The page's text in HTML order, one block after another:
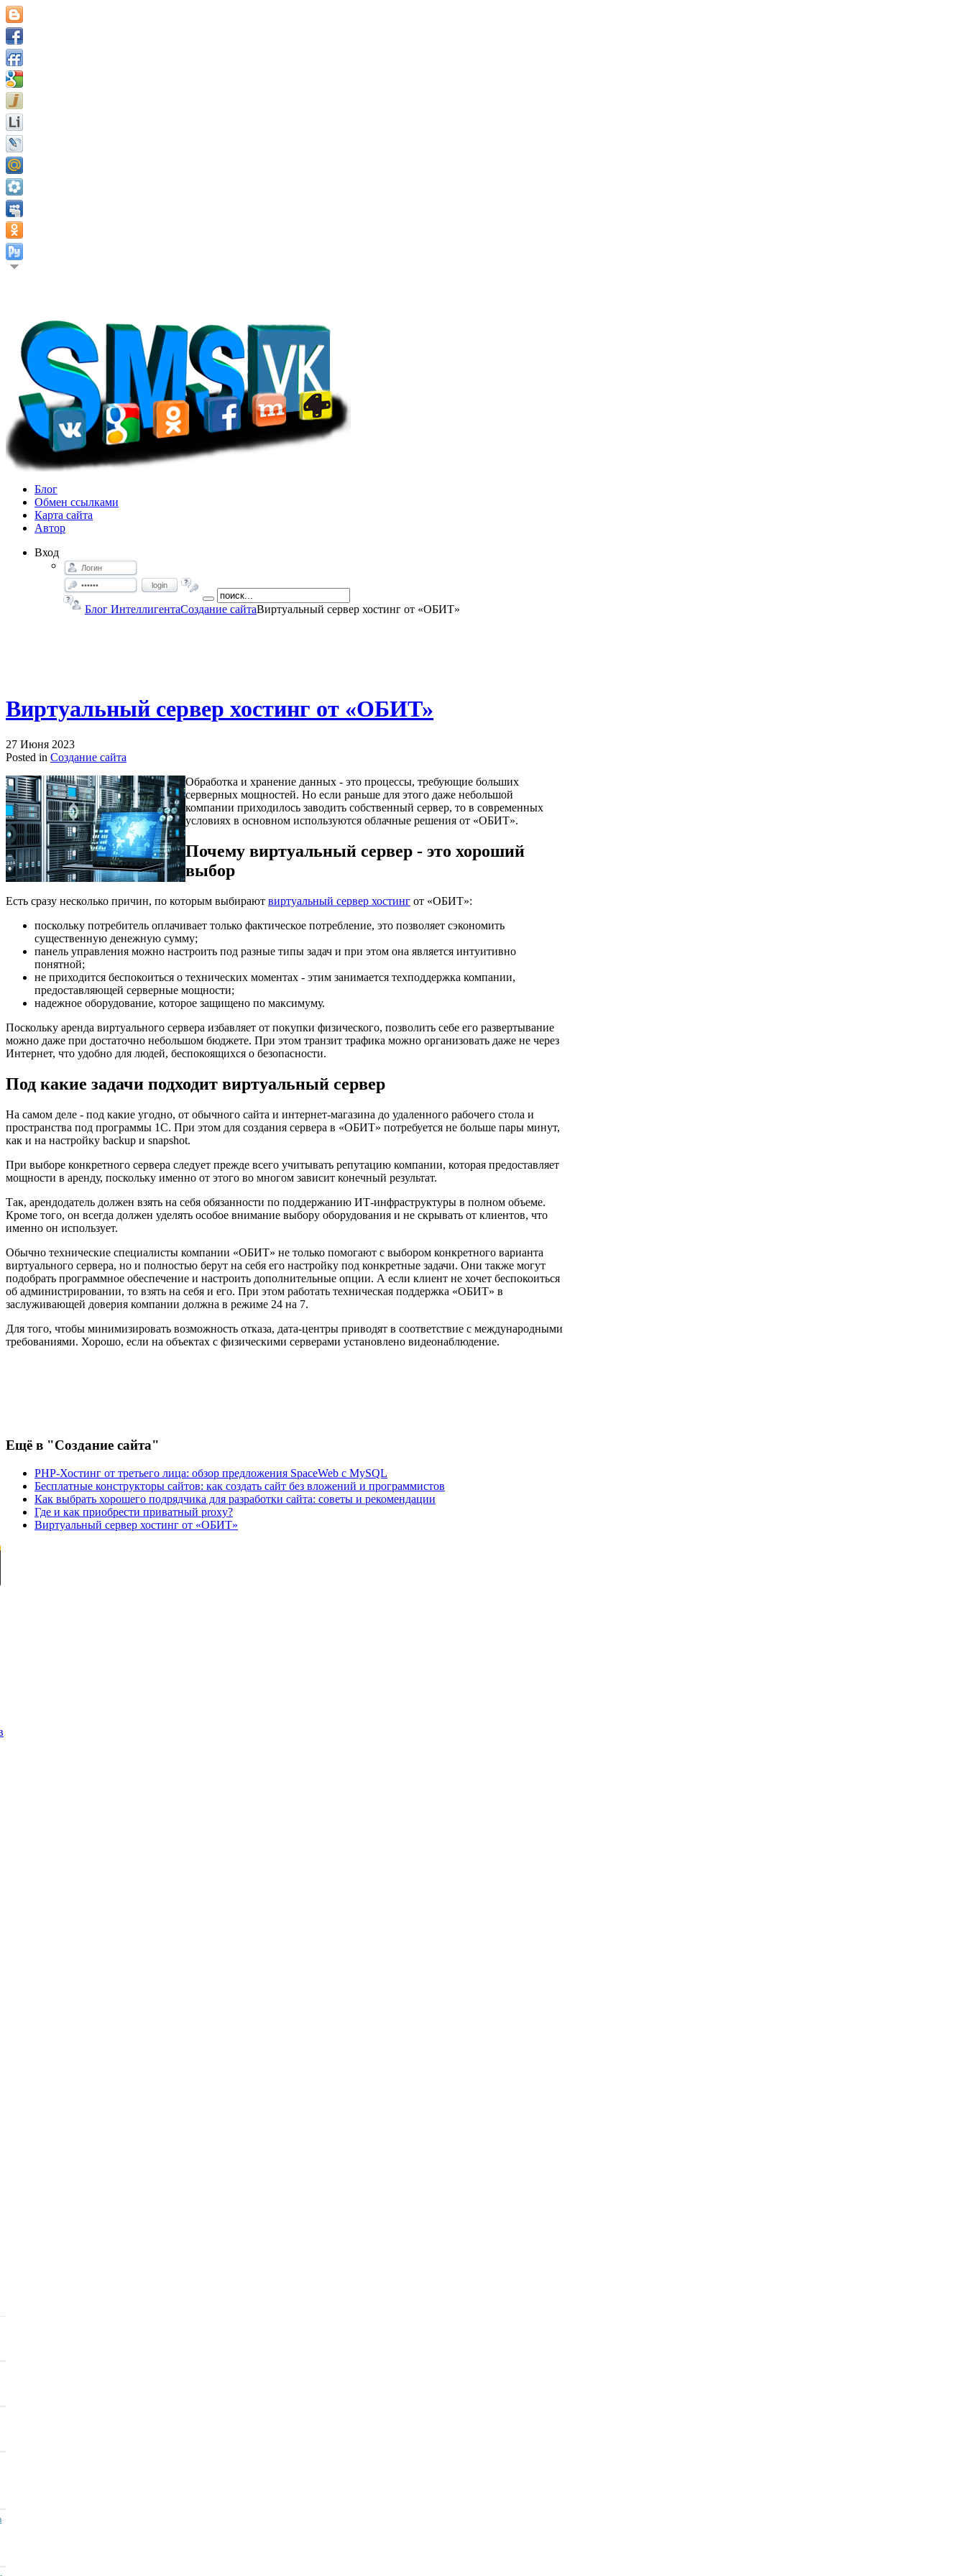
Блог
Обмен ссылками
Карта сайта
Автор
Вход
login
Блог ИнтеллигентаСоздание сайтаВиртуальный сервер хостинг от «ОБИТ»
Виртуальный сервер хостинг от «ОБИТ»
27 Июня 2023
Posted in Создание сайта
Обработка и хранение данных - это процессы, требующие больших
серверных мощностей. Но если раньше для этого даже небольшой
компании приходилось заводить собственный сервер, то в современных
условиях в основном используются облачные решения от «ОБИТ».
Почему виртуальный сервер - это хороший
выбор
Есть сразу несколько причин, по которым выбирают виртуальный сервер хостинг от «ОБИТ»:
поскольку потребитель оплачивает только фактическое потребление, это позволяет сэкономить
существенную денежную сумму;
панель управления можно настроить под разные типы задач и при этом она является интуитивно
понятной;
не приходится беспокоиться о технических моментах - этим занимается техподдержка компании,
предоставляющей серверные мощности;
надежное оборудование, которое защищено по максимуму.
Поскольку аренда виртуального сервера избавляет от покупки физического, позволить себе его развертывание
можно даже при достаточно небольшом бюджете. При этом транзит трафика можно организовать даже не через
Интернет, что удобно для людей, беспокоящихся о безопасности.
Под какие задачи подходит виртуальный сервер
На самом деле - под какие угодно, от обычного сайта и интернет-магазина до удаленного рабочего стола и
пространства под программы 1С. При этом для создания сервера в «ОБИТ» потребуется не больше пары минут,
как и на настройку backup и snapshot.
При выборе конкретного сервера следует прежде всего учитывать репутацию компании, которая предоставляет
мощности в аренду, поскольку именно от этого во многом зависит конечный результат.
Так, арендодатель должен взять на себя обязанности по поддержанию ИТ-инфраструктуры в полном объеме.
Кроме того, он всегда должен уделять особое внимание выбору оборудования и не скрывать от клиентов, что
именно он использует.
Обычно технические специалисты компании «ОБИТ» не только помогают с выбором конкретного варианта
виртуального сервера, но и полностью берут на себя его настройку под конкретные задачи. Они также могут
подобрать программное обеспечение и настроить дополнительные опции. А если клиент не хочет беспокоиться
об администрировании, то взять на себя и его. При этом работать техническая поддержка «ОБИТ» в
заслуживающей доверия компании должна в режиме 24 на 7.
Для того, чтобы минимизировать возможность отказа, дата-центры приводят в соответствие с международными
требованиями. Хорошо, если на объектах с физическими серверами установлено видеонаблюдение.
Ещё в "Создание сайта"
PHP-Хостинг от третьего лица: обзор предложения SpaceWeb с MySQL
Бесплатные конструкторы сайтов: как создать сайт без вложений и программистов
Как выбрать хорошего подрядчика для разработки сайта: советы и рекомендации
Где и как приобрести приватный proxy?
Виртуальный сервер хостинг от «ОБИТ»